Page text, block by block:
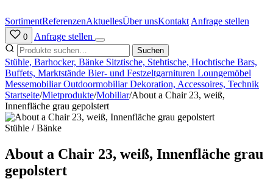
Inhalt
springen
SortimentReferenzenAktuellesÜber unsKontakt Anfrage stellen
0 Anfrage stellen
Suchen
Stühle, Barhocker, Bänke Sitztische, Stehtische, Hochtische Bars,
Buffets, Marktstände Bier- und Festzeltgarnituren Loungemöbel
MessemobiliarOutdoormobiliarDekoration, Accessoires, Technik
Startseite/Mietprodukte/Mobiliar/About a Chair 23, weiß,
Innenfläche grau gepolstert
Stühle / Bänke
About a Chair 23, weiß, Innenfläche grau
gepolstert